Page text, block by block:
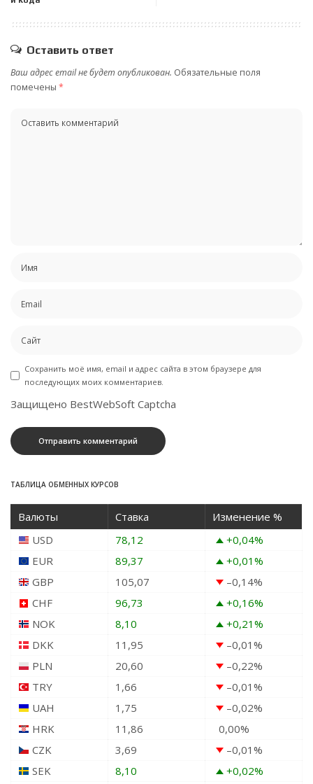
Оставить ответ
Ваш адрес email не будет опубликован. Обязательные поля
помечены *
Сохранить моё имя, email и адрес сайта в этом браузере для
последующих моих комментариев.
Защищено BestWebSoft Captcha
ТАБЛИЦА ОБМЕННЫХ КУРСОВ
Валюты Ставка
Изменение %
USD
78,12 +0,04%
EUR
89,37 +0,01%
GBP
105,07 –0,14%
CHF
96,73 +0,16%
NOK
8,10 +0,21%
DKK
11,95 –0,01%
PLN
20,60 –0,22%
TRY
1,66 –0,01%
UAH
1,75 –0,02%
HRK
11,86 0,00%
CZK
3,69 –0,01%
SEK
8,10 +0,02%